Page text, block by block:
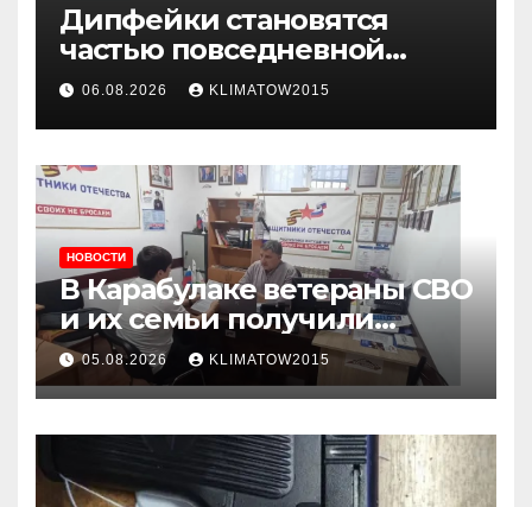
Дипфейки становятся
частью повседневной
жизни: почему жителям
Ингушетии важно быть
внимательнее
06.08.2026 KLIMATOW2015
НОВОСТИ
В Карабулаке ветераны СВО
и их семьи получили
консультации в ходе
приема граждан
05.08.2026 KLIMATOW2015